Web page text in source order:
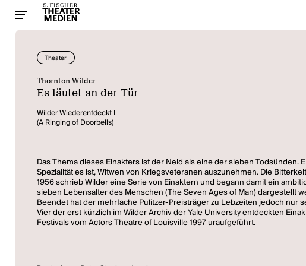
Theater
Thornton Wilder
Es läutet an der Tür
Wilder Wiederentdeckt I
(A Ringing of Doorbells)
Das Thema dieses Einakters ist der Neid als eine der sieben
Spezialität es ist, Witwen von Kriegsveteranen auszunehmen. Die
1956 schrieb Wilder eine Serie von Einaktern und begann damit ein
sieben Lebensalter des Menschen (The Seven Ages of Man) dargestellt
Beendet hat der mehrfache Pulitzer-Preisträger zu Lebzeiten jedoch nur
Vier der erst kürzlich im Wilder Archiv der Yale University entdeckten
Festivals vom Actors Theatre of Louisville 1997 uraufgeführt.